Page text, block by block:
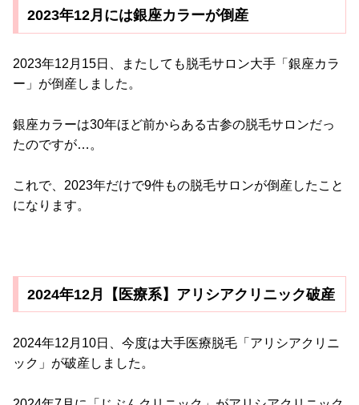
2023年12月には銀座カラーが倒産
2023年12月15日、またしても脱毛サロン大手「銀座カラ
ー」が倒産しました。
銀座カラーは30年ほど前からある古参の脱毛サロンだっ
たのですが…。
これで、2023年だけで9件もの脱毛サロンが倒産したこと
になります。
2024年12月【医療系】アリシアクリニック破産
2024年12月10日、今度は大手医療脱毛「アリシアクリニ
ック」が破産しました。